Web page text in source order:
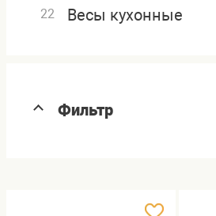
22 Весы кухонные
Фильтр